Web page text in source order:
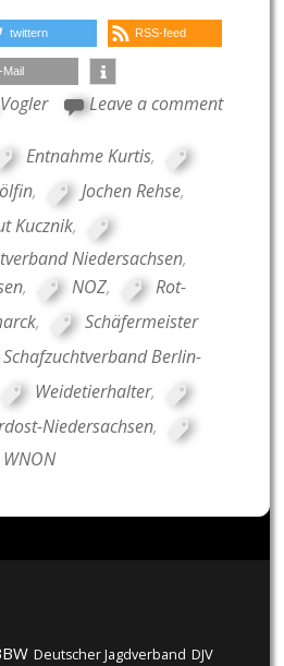
twittern RSS-feed
Mail
Vogler Leave a comment
Entnahme Kurtis,
, Jochen Rehse,
Kucznik,
Niedersachsen,
, NOZ,
Rot-
,
Schäfermeister
Schafzuchtverband Berlin-
Weidetierhalter,
Niedersachsen,
WNON
Deutscher Jagdverband DJV